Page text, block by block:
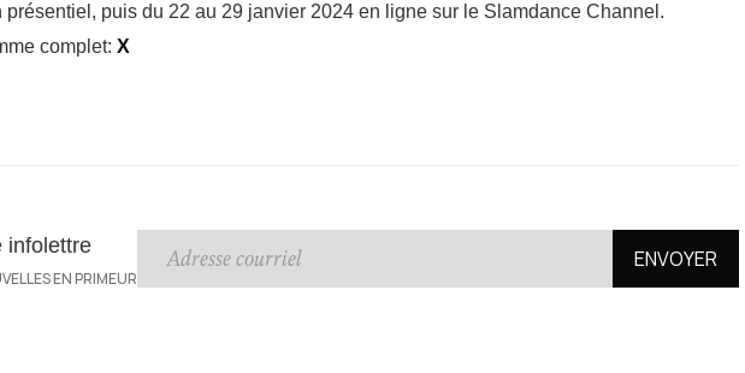
présentiel, puis du 22 au 29 janvier 2024 en ligne sur le Slamdance Channel.
complet: X
infolettre
EN PRIMEUR